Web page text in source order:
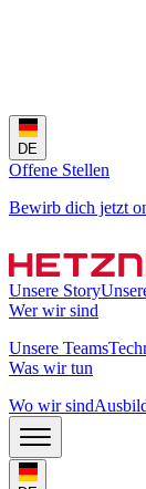
DE
Offene Stellen
Bewirb dich jetzt
Unsere Story
Wer wir sind
Unsere Teams
Was wir tun
Wo wir sind